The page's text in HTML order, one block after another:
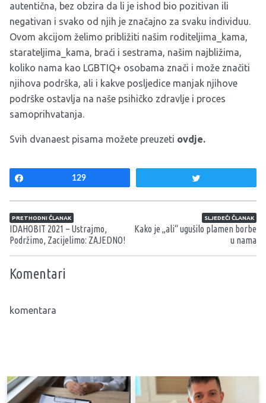
autentična, bez obzira da li je ishod bio pozitivan ili
negativan i svako od njih je značajno za svaku individuu.
Ovom akcijom želimo približiti našim roditeljima_kama,
starateljima_kama, braći i sestrama, našim najbližima,
koliko nama kao LGBTIQ+ osobama znači i može značiti
njihova podrška, ali i kakve posljedice manjak njihove
podrške ostavlja na naše psihičko zdravlje i proces
samoprihvatanja.
Svih dvanaest pisama možete preuzeti ovdje.
129
Navigacija članaka
PRETHODNI ČLANAK
IDAHOBIT 2021 – Ustrajmo,
Podržimo, Zacijelimo: ZAJEDNO!
SLJEDEĆI ČLANAK
Kako je „ali“ ugušilo plamen borbe
u nama
Komentari
komentara